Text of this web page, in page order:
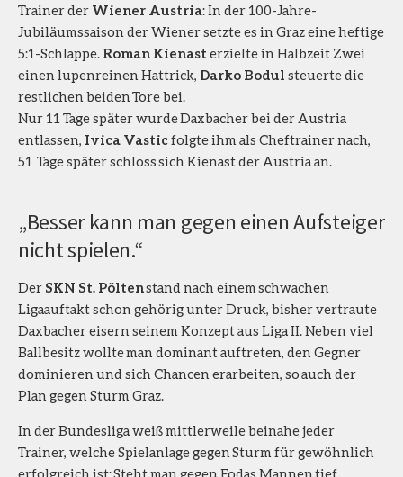
Trainer der Wiener Austria: In der 100-Jahre-
Jubiläumssaison der Wiener setzte es in Graz eine heftige
5:1-Schlappe. Roman Kienast erzielte in Halbzeit Zwei
einen lupenreinen Hattrick, Darko Bodul steuerte die
restlichen beiden Tore bei.
Nur 11 Tage später wurde Daxbacher bei der Austria
entlassen, Ivica Vasticfolgte ihm als Cheftrainer nach,
51 Tage später schloss sich Kienast der Austria an.
„Besser kann man gegen einen Aufsteiger
nicht spielen.“
Der SKN St. Pöltenstand nach einem schwachen
Ligaauftakt schon gehörig unter Druck, bisher vertraute
Daxbacher eisern seinem Konzept aus Liga II. Neben viel
Ballbesitz wollte man dominant auftreten, den Gegner
dominieren und sich Chancen erarbeiten, so auch der
Plan gegen Sturm Graz.
In der Bundesliga weiß mittlerweile beinahe jeder
Trainer, welche Spielanlage gegen Sturm für gewöhnlich
erfolgreich ist: Steht man gegen Fodas Mannen tief,